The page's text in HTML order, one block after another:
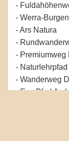
-
- Werra-
- Ars Natura
-
- Premiumweg
-
- Wanderweg
- Eco Pfad